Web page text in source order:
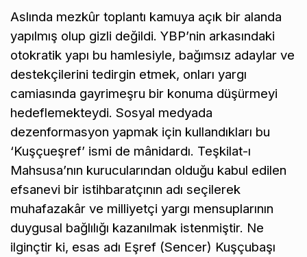
Aslında mezkûr toplantı kamuya açık bir alanda
yapılmış olup gizli değildi. YBP’nin arkasındaki
otokratik yapı bu hamlesiyle, bağımsız adaylar ve
destekçilerini tedirgin etmek, onları yargı
camiasında gayrimeşru bir konuma düşürmeyi
hedeflemekteydi. Sosyal medyada
dezenformasyon yapmak için kullandıkları bu
‘Kuşçueşref’ ismi de mânidardı. Teşkilat-ı
Mahsusa’nın kurucularından olduğu kabul edilen
efsanevi bir istihbaratçının adı seçilerek
muhafazakâr ve milliyetçi yargı mensuplarının
duygusal bağlılığı kazanılmak istenmiştir. Ne
ilginçtir ki, esas adı Eşref (Sencer) Kuşçubaşı